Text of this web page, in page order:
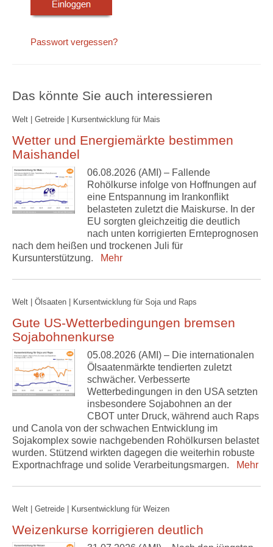
Passwort vergessen?
Das könnte Sie auch interessieren
Welt | Getreide | Kursentwicklung für Mais
Wetter und Energiemärkte bestimmen
Maishandel
06.08.2026 (AMI) – Fallende
Rohölkurse infolge von Hoffnungen auf
eine Entspannung im Irankonflikt
belasteten zuletzt die Maiskurse. In der
EU sorgten gleichzeitig die deutlich
nach unten korrigierten Ernteprognosen
nach dem heißen und trockenen Juli für
Kursunterstützung.
Mehr
Welt | Ölsaaten | Kursentwicklung für Soja und Raps
Gute US-Wetterbedingungen bremsen
Sojabohnenkurse
05.08.2026 (AMI) – Die internationalen
Ölsaatenmärkte tendierten zuletzt
schwächer. Verbesserte
Wetterbedingungen in den USA setzten
insbesondere Sojabohnen an der
CBOT unter Druck, während auch Raps
und Canola von der schwachen Entwicklung im
Sojakomplex sowie nachgebenden Rohölkursen belastet
wurden. Stützend wirkten dagegen die weiterhin robuste
Exportnachfrage und solide Verarbeitungsmargen.
Mehr
Welt | Getreide | Kursentwicklung für Weizen
Weizenkurse korrigieren deutlich